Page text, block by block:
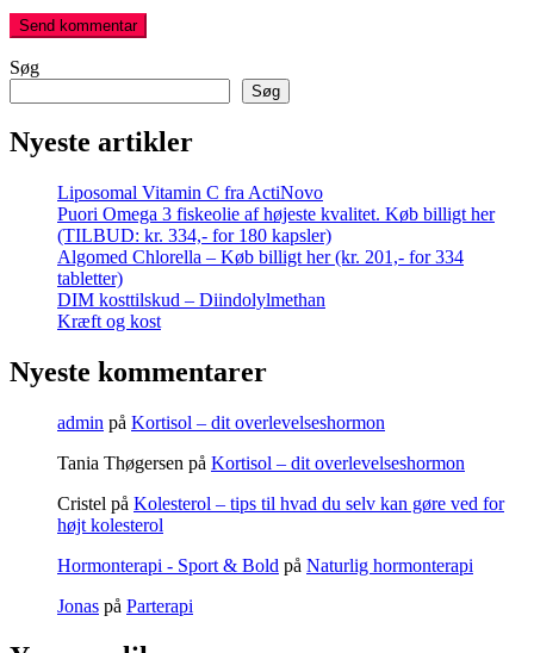
Søg
Søg
Nyeste artikler
Liposomal Vitamin C fra ActiNovo
Puori Omega 3 fiskeolie af højeste kvalitet. Køb billigt her
(TILBUD: kr. 334,- for 180 kapsler)
Algomed Chlorella – Køb billigt her (kr. 201,- for 334
tabletter)
DIM kosttilskud – Diindolylmethan
Kræft og kost
Nyeste kommentarer
admin på Kortisol – dit overlevelseshormon
Tania Thøgersen på Kortisol – dit overlevelseshormon
Cristel på Kolesterol – tips til hvad du selv kan gøre ved for
højt kolesterol
Hormonterapi - Sport & Bold på Naturlig hormonterapi
Jonas på Parterapi